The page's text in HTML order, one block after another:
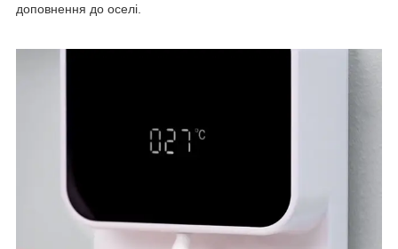
доповнення до оселі.